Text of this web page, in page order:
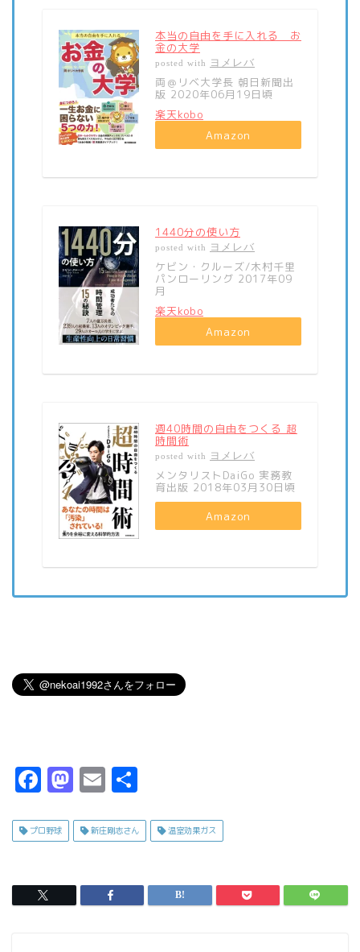
本当の自由を手に入れる お
金の大学
posted with ヨメレバ
両＠リベ大学長 朝日新聞出
版 2020年06月19日頃
楽天kobo
Amazon
1440分の使い方
posted with ヨメレバ
ケビン・クルーズ/木村千里
パンローリング 2017年09
月
楽天kobo
Amazon
週40時間の自由をつくる 超
時間術
posted with ヨメレバ
メンタリストDaiGo 実務教
育出版 2018年03月30日頃
Amazon
F
c
b
o
M
s
o
d
E
ai
プロ野球 新庄剛志さん 温室効果ガス